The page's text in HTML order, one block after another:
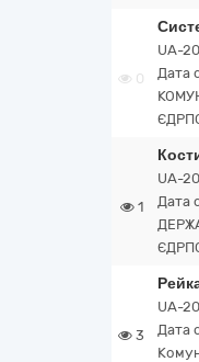
0
UA-
Дата
1
UA-
Дата
3
UA-
Дата